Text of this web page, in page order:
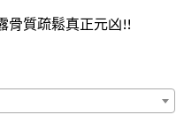
骨質疏鬆真正元凶!!